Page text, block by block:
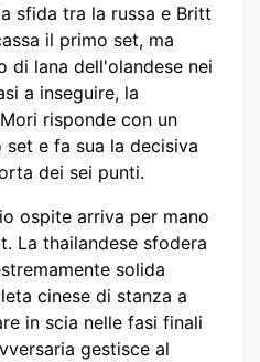
sfida tra la russa e Britt
il primo set, ma
di lana dell'olandese nei
a inseguire, la
risponde con un
e fa sua la decisiva
dei sei punti.
ospite arriva per mano
La thailandese sfodera
solida
cinese di stanza a
in scia nelle fasi finali
gestisce al